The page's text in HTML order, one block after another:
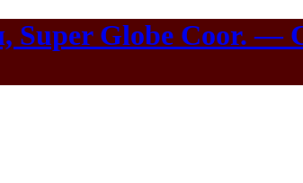
Super Globe Coor. —